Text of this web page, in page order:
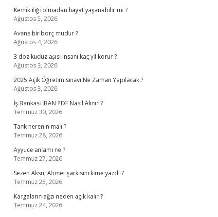
Kemik iliği olmadan hayat yaşanabilir mi ?
Ağustos 5, 2026
Avans bir borç mudur ?
Ağustos 4, 2026
3 doz kuduz aşısı insanı kaç yıl korur ?
Ağustos 3, 2026
2025 Açık Öğretim sınavı Ne Zaman Yapılacak ?
Ağustos 3, 2026
İş Bankası IBAN PDF Nasıl Alınır ?
Temmuz 30, 2026
Tank nerenin malı ?
Temmuz 28, 2026
Ayyuce anlamı ne ?
Temmuz 27, 2026
Sezen Aksu, Ahmet şarkısını kime yazdı ?
Temmuz 25, 2026
Kargaların ağzı neden açık kalır ?
Temmuz 24, 2026